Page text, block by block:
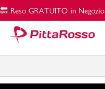
🔙 Reso GRATUITO in Negozio